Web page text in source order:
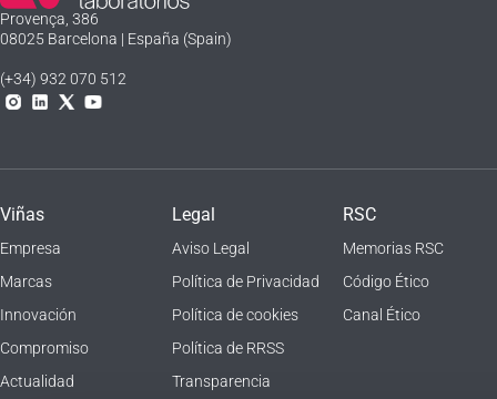
Laboratorios Viñas
Provença, 386
08025 Barcelona | España (Spain)
(+34) 932 070 512
Instagram
Linkedln
X YouTube
Viñas
Empresa
Marcas
Innovación
Compromiso
Actualidad
Legal
Aviso Legal
Política de Privacidad
Política de cookies
Política de RRSS
Transparencia
RSC
Memorias RSC
Código Ético
Canal Ético